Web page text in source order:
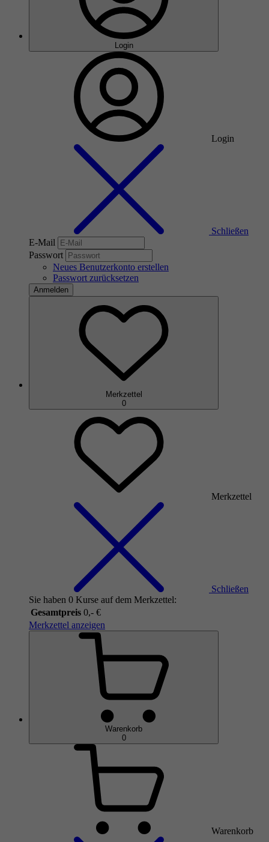
Login
Login
Schließen
E-Mail
Passwort
Neues Benutzerkonto erstellen
Passwort zurücksetzen
Anmelden
Merkzettel
0
Merkzettel
Schließen
Sie haben 0 Kurse auf dem Merkzettel:
Gesamtpreis 0,- €
Merkzettel anzeigen
Warenkorb
0
Warenkorb